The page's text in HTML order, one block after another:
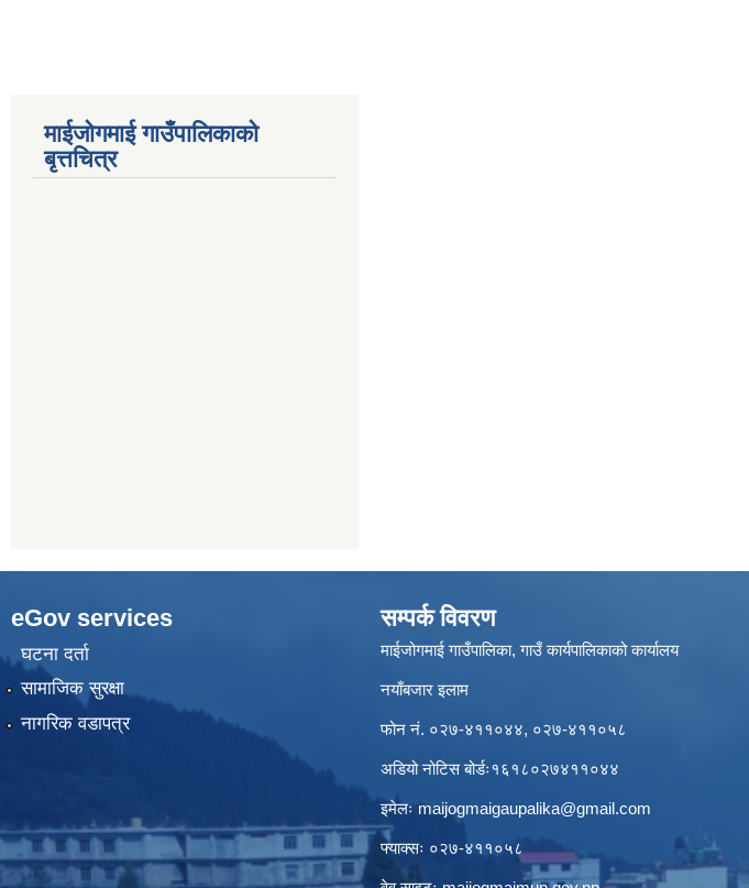
माईजोगमाई गाउँपालिकाको
बृत्तचित्र
eGov services
घटना दर्ता
सामाजिक सुरक्षा
नागरिक वडापत्र
सम्पर्क विवरण
माईजोगमाई गाउँपालिका, गाउँ कार्यपालिकाको कार्यालय
नयाँबजार इलाम
फोन नं. ०२७-४११०४४, ०२७-४११०५८
अडियो नोटिस बोर्डः१६१८०२७४११०४४
इमेलः maijogmaigaupalika@gmail.com
फ्याक्सः ०२७-४११०५८